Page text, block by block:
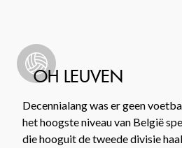
OH LEUVEN
Decennialang was er geen
het hoogste niveau van België
die hooguit de tweede divisie